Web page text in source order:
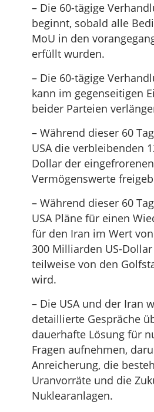
– Die 60-tägige
beginnt, sobald alle
MoU in den
erfüllt wurden.
– Die 60-tägige
kann im gegenseitigen
beider Parteien
– Während dieser 60
USA die verbleibenden
Dollar der
Vermögenswerte
– Während dieser 60
USA Pläne für einen
für den Iran im Wert
300 Milliarden US-
teilweise von den
wird.
– Die USA und der Iran
detaillierte Gespräche
dauerhafte Lösung für
Fragen aufnehmen,
Anreicherung, die
Uranvorräte und die
Nuklearanlagen.